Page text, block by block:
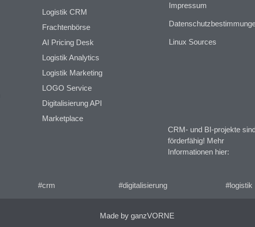
Logistik CRM
Frachtenbörse
AI Pricing Desk
Logistik Analytics
Logistik Marketing
LOGO Service
Digitalisierung API
Marketplace
Impressum
Linux Sources
CRM- und BI-projekte
förderfähig! Mehr
Informationen hier:
#crm #digitalisierung #logistik
Made by ganzVORNE